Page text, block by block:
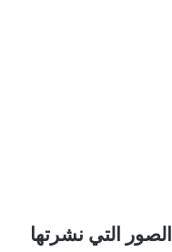
التي نشرتها